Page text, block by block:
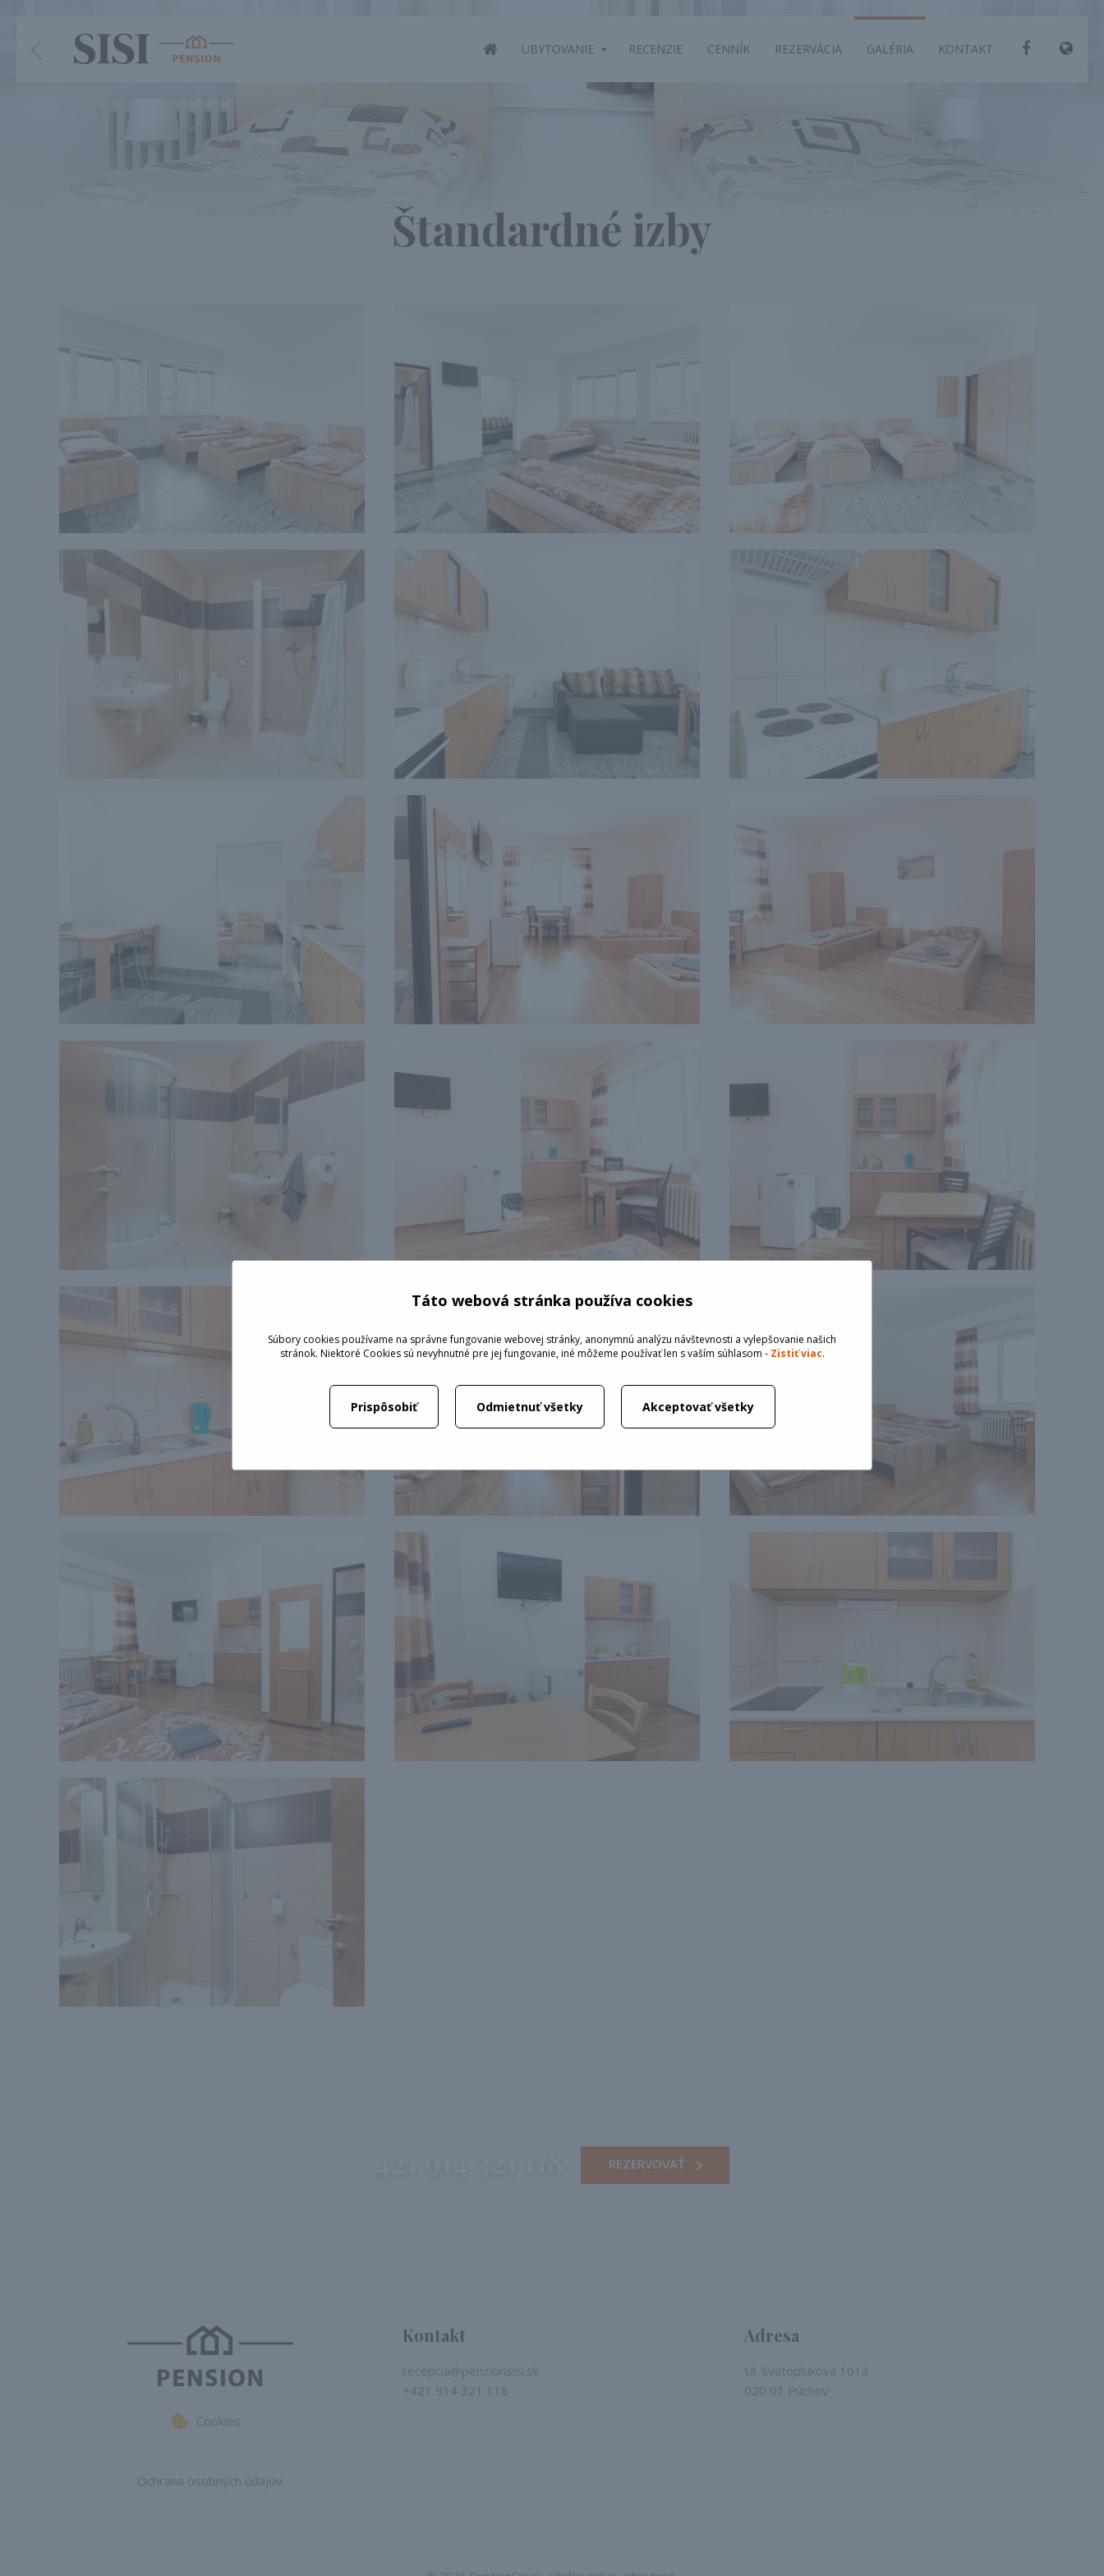
ÚVOD UBYTOVANIE RECENZIE CENNÍK REZERVÁCIA GALÉRIA KONTAKT
Štandardné izby
REZERVOVAŤ
Cookies
Ochrana osobných údajov
Kontakt
recepcia@penzionsisi.sk
+421 914 321 118
Adresa
Ul. Svätoplukova 1013
020 01 Púchov
Táto webová stránka používa cookies
Súbory cookies používame na správne fungovanie webovej stránky, anonymnú analýzu návštevnosti a vylepšovanie našich
stránok. Niektoré Cookies sú nevyhnutné pre jej fungovanie, iné môžeme používať len s vaším súhlasom - Zistiť viac.
Prispôsobiť Odmietnuť všetky Akceptovať všetky